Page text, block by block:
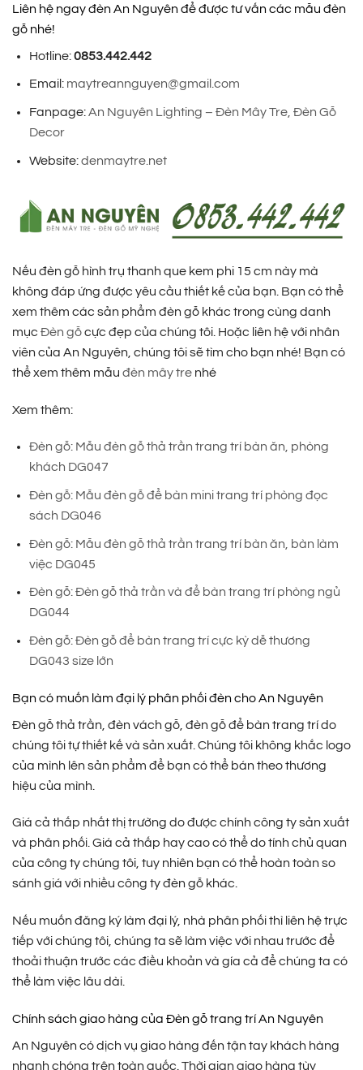
Liên hệ ngay đèn An Nguyên để được tư vấn các mẫu đèn
gỗ nhé!
Hotline:0853.442.442
Email: maytreannguyen@gmail.com
Fanpage:An Nguyên Lighting – Đèn Mây Tre, Đèn Gỗ
Decor
Website:denmaytre.net
Nếu đèn gỗ hình trụ thanh que kem phi 15 cm này mà
không đáp ứng được yêu cầu thiết kế của bạn. Bạn có thể
xem thêm các sản phẩm đèn gỗ khác trong cùng danh
mục Đèn gỗcực đẹp của chúng tôi. Hoặc liên hệ với nhân
viên của An Nguyên, chúng tôi sẽ tìm cho bạn nhé! Bạn có
thể xem thêm mẫu đèn mây tre nhé
Xem thêm:
Đèn gỗ: Mẫu đèn gỗ thả trần trang trí bàn ăn, phòng
khách DG047
Đèn gỗ: Mẫu đèn gỗ để bàn mini trang trí phòng đọc
sách DG046
Đèn gỗ: Mẫu đèn gỗ thả trần trang trí bàn ăn, bàn làm
việc DG045
Đèn gỗ: Đèn gỗ thả trần và để bàn trang trí phòng ngủ
DG044
Đèn gỗ: Đèn gỗ để bàn trang trí cực kỳ dễ thương
DG043 size lớn
Bạn có muốn làm đại lý phân phối đèn cho An Nguyên
Đèn gỗ thả trần, đèn vách gỗ, đèn gỗ để bàn trang trí do
chúng tôi tự thiết kế và sản xuất. Chúng tôi không khắc logo
của mình lên sản phẩm để bạn có thể bán theo thương
hiệu của mình.
Giá cả thấp nhất thị trường do được chính công ty sản xuất
và phân phối. Giá cả thấp hay cao có thể do tính chủ quan
của công ty chúng tôi, tuy nhiên bạn có thể hoàn toàn so
sánh giá với nhiều công ty đèn gỗ khác.
Nếu muốn đăng ký làm đại lý, nhà phân phối thì liên hệ trực
tiếp với chúng tôi, chúng ta sẽ làm việc với nhau trước để
thoải thuận trước các điều khoản và gía cả để chúng ta có
thể làm việc lâu dài.
Chính sách giao hàng của Đèn gỗ trang trí An Nguyên
An Nguyên có dịch vụ giao hàng đến tận tay khách hàng
nhanh chóng trên toàn quốc. Thời gian giao hàng tùy